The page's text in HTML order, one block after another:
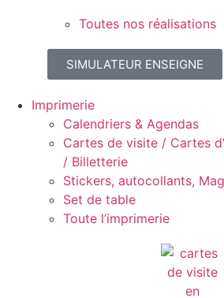
Toutes nos réalisations
SIMULATEUR ENSEIGNE
Imprimerie
Calendriers & Agendas
Cartes de visite / Cartes
/ Billetterie
Stickers, autocollants,
Set de table
Toute l’imprimerie